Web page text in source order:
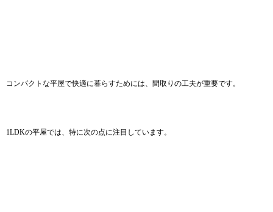
コンパクトな平屋で快適に暮らすためには、間取りの工夫が重要です。
1LDKの平屋では、特に次の点に注目しています。